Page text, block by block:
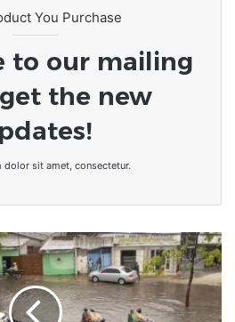
You Purchase
to our mailing
the new
dolor sit amet, consectetur.